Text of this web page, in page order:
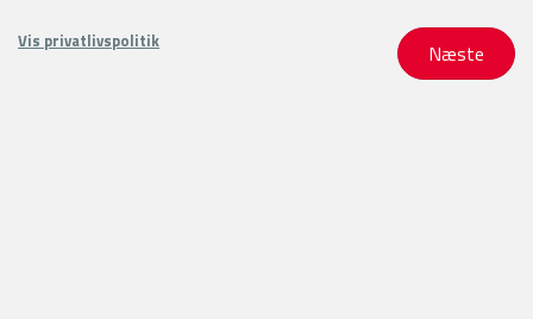
Vis privatlivspolitik